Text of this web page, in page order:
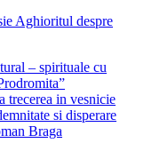
Aghioritul despre
– spirituale cu
trecerea in vesnicie
si disperare
Braga